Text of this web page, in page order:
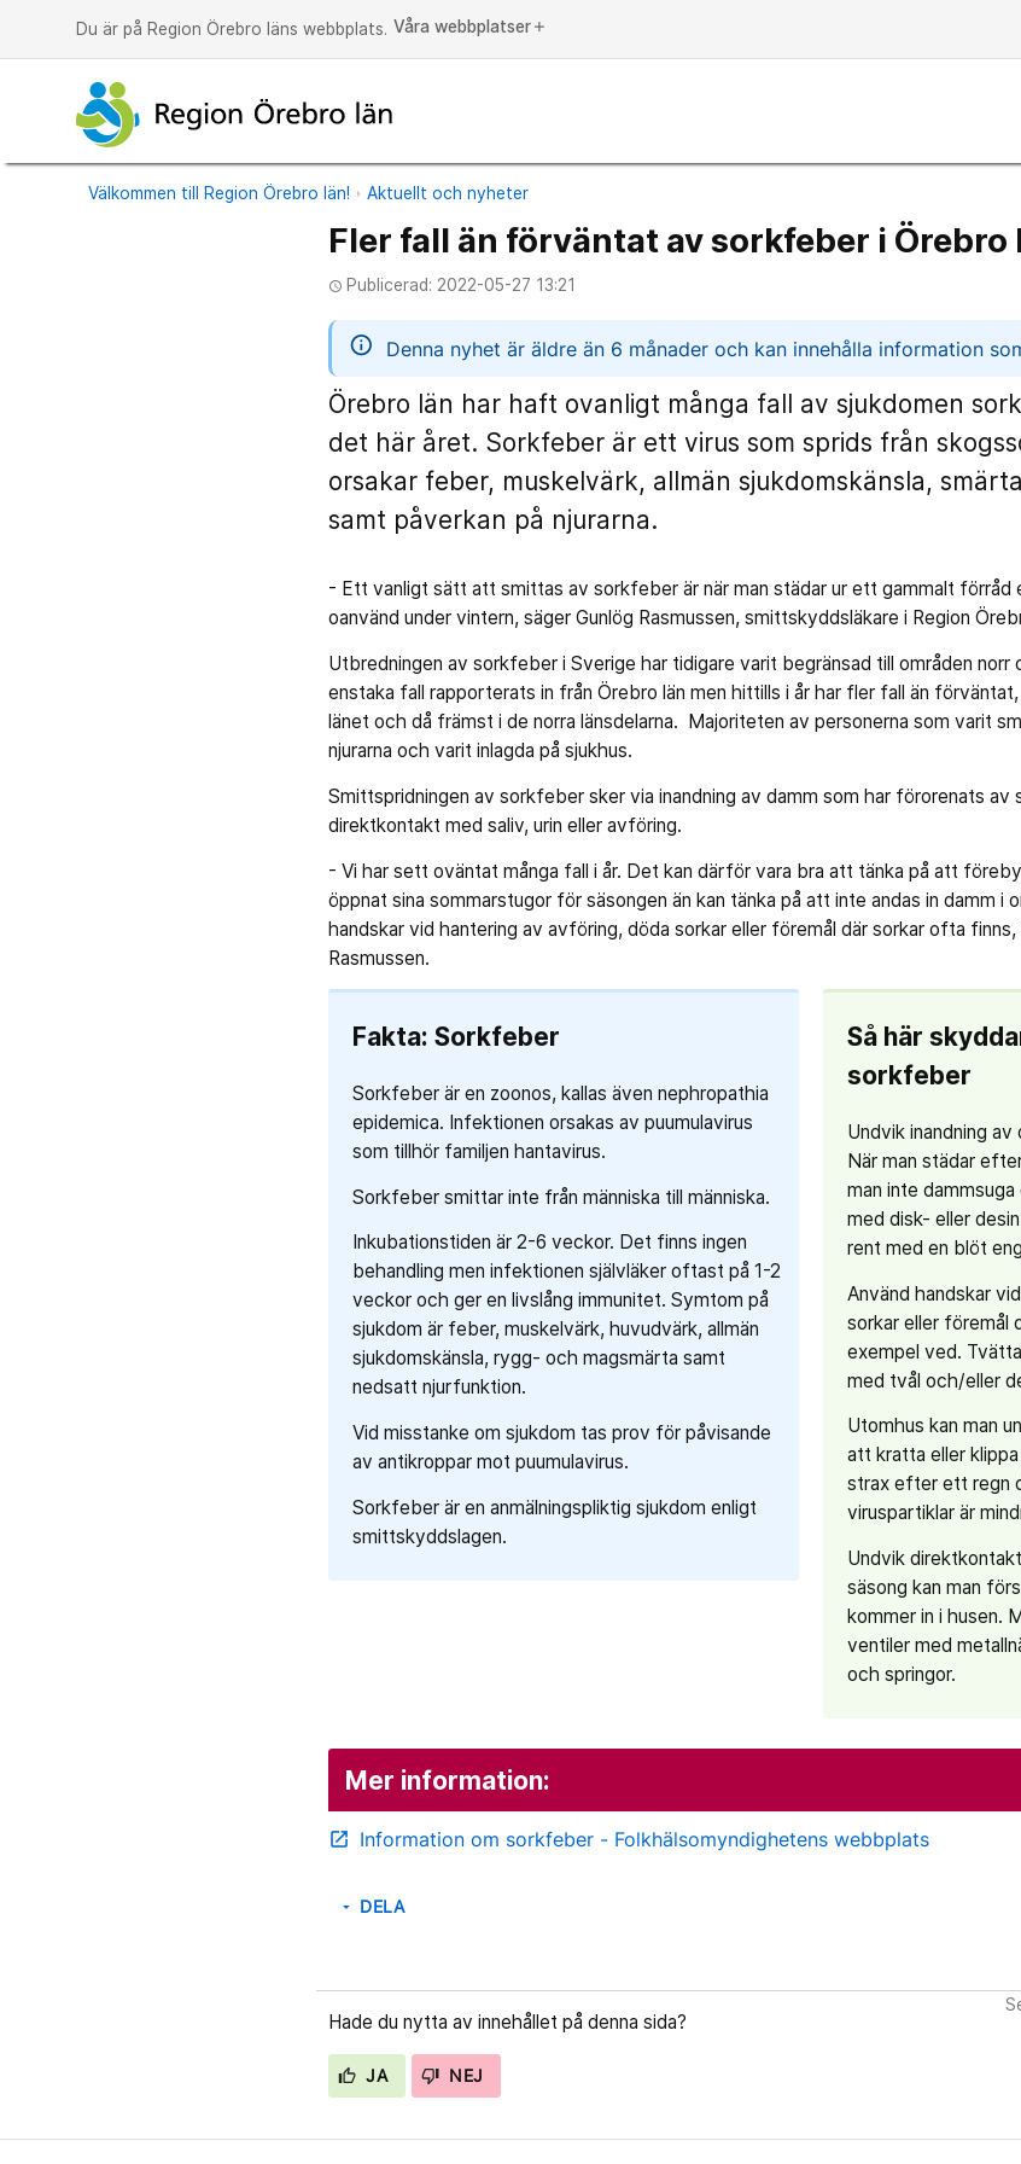
Du är på Region Örebro läns webbplats. Våra webbplatser add
Välkommen till Region Örebro län! Aktuellt och nyheter
Fler fall än förväntat av sorkfeber i Örebro
access_time Publicerad: 2022-05-27 13:21
information
Denna nyhet är äldre än 6 månader och kan innehålla information
Örebro län har haft ovanligt många fall av sjukdomen
det här året. Sorkfeber är ett virus som sprids från
orsakar feber, muskelvärk, allmän sjukdomskänsla,
samt påverkan på njurarna.
- Ett vanligt sätt att smittas av sorkfeber är när man städar ur ett gammalt förråd
oanvänd under vintern, säger Gunlög Rasmussen, smittskyddsläkare i Region
Utbredningen av sorkfeber i Sverige har tidigare varit begränsad till områden norr
enstaka fall rapporterats in från Örebro län men hittills i år har fler fall än
länet och då främst i de norra länsdelarna. Majoriteten av personerna som varit
njurarna och varit inlagda på sjukhus.
Smittspridningen av sorkfeber sker via inandning av damm som har förorenats av
direktkontakt med saliv, urin eller avföring.
- Vi har sett oväntat många fall i år. Det kan därför vara bra att tänka på att
öppnat sina sommarstugor för säsongen än kan tänka på att inte andas in damm i
handskar vid hantering av avföring, döda sorkar eller föremål där sorkar ofta
Rasmussen.
Fakta: Sorkfeber
Sorkfeber är en zoonos, kallas även nephropathia
epidemica. Infektionen orsakas av puumulavirus
som tillhör familjen hantavirus.
Sorkfeber smittar inte från människa till människa.
Inkubationstiden är 2-6 veckor. Det finns ingen
behandling men infektionen självläker oftast på 1-2
veckor och ger en livslång immunitet. Symtom på
sjukdom är feber, muskelvärk, huvudvärk, allmän
sjukdomskänsla, rygg- och magsmärta samt
nedsatt njurfunktion.
Vid misstanke om sjukdom tas prov för påvisande
av antikroppar mot puumulavirus.
Sorkfeber är en anmälningspliktig sjukdom enligt
smittskyddslagen.
Så här
sorkfeber
Undvik inandning
När man städar
man inte
med disk- eller
rent med en blöt
Använd handskar
sorkar eller föremål
exempel ved.
med tvål och/eller
Utomhus kan man
att kratta eller
strax efter ett regn
viruspartiklar är
Undvik
säsong kan man
kommer in i husen.
ventiler med
och springor.
Mer information:
open_in_new Information om sorkfeber - Folkhälsomyndighetens webbplats
arrow_drop_down DELA
Hade du nytta av innehållet på denna sida?
JA NEJ